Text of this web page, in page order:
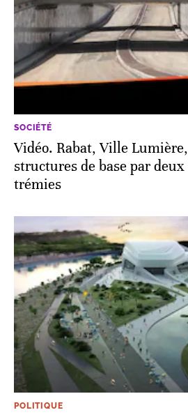
SOCIÉTÉ
Vidéo. Rabat, Ville
structures de base par
trémies
POLITIQUE